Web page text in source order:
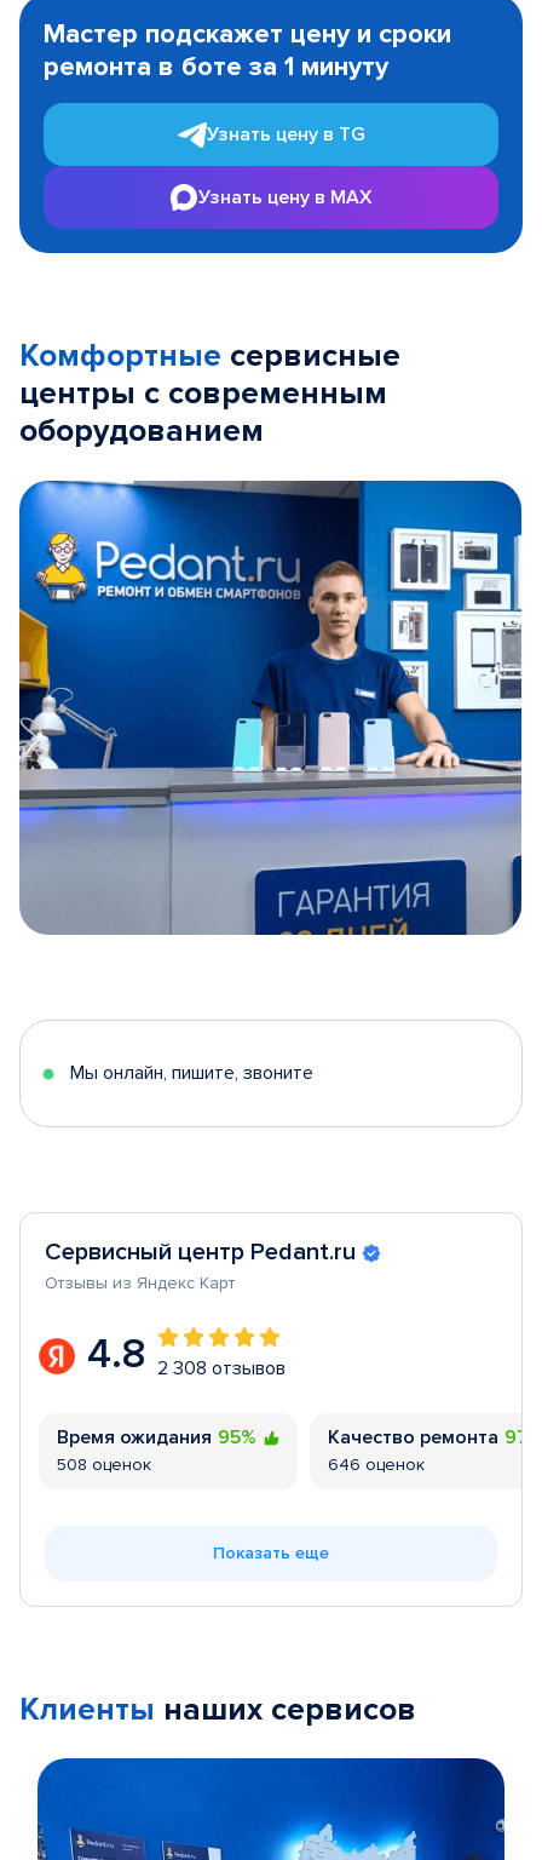
1
Мастер подскажет цену и сроки
ремонта в боте за 1 минуту
Узнать цену в TG
Узнать цену в MAX
Комфортные сервисные
центры с современным
оборудованием
5
Мы онлайн, пишите, звоните
Сервисный центр Pedant.ru
Отзывы из Яндекс Карт
4.8 2 308 отзывов
Время ожидания 95%
508 оценок
Качество ремонта
646 оценок
Показать еще
Клиенты наших сервисов